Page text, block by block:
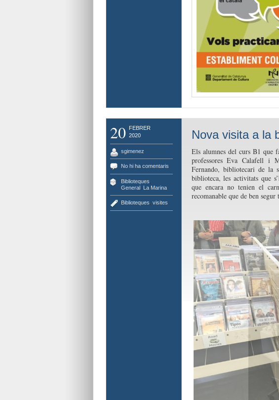
20
FEBRER
2020
sgimenez
No hi ha comentaris
Biblioteques
General, La Marina
Biblioteques visites
Nova visita a la
Els alumnes del curs B1 que
professores Eva Calafell i
Fernando, bibliotecari de la
biblioteca, les activitats que
que encara no tenien el
recomanable que de ben